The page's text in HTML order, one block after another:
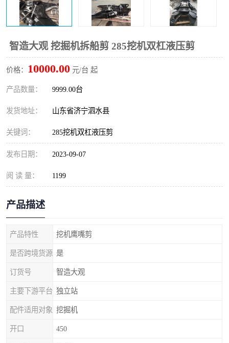
智造大观 挖掘机拆船剪 285挖机双杠液压剪
价格： 10000.00 元/台 起
产品数量： 9999.00台
发货地址： 山东省济宁泗水县
关键词： 285挖机双杠液压剪
发布日期： 2023-09-07
阅 读 量： 1199
产品描述
产品特性 挖机鹰嘴剪
是否跨境货源 是
订货号 智造大观
主要下游平台 独立站
配件适用对象 挖掘机
开口 450
清扫器 割草机
挖树机 拓荒机
滚筒筛
挖掘机破碎斗